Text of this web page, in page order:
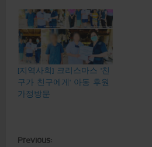
[지역사회] 크리스마스 ‘친
구가 친구에게’ 아동 후원
가정방문
C
Previous: